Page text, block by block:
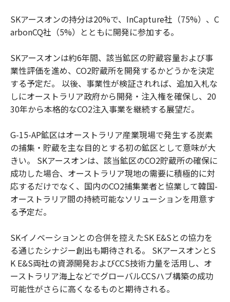
SKアースオンの持分は20%で、InCapture社（75%）、C
arbonCQ社（5%）とともに開発に参加する。
SKアースオンは約6年間、該当鉱区の貯蔵容量および事
業性評価を進め、CO2貯蔵所を開発するかどうかを決定
する予定だ。 以後、事業性が検証されれば、追加入札な
しにオーストラリア政府から開発・注入権を確保し、20
30年から本格的なCO2注入事業を継続する展望だ。
G-15-AP鉱区はオーストラリア産業現場で発生する炭素
の捕集・貯蔵を主な目的とする初の鉱区として意味が大
きい。 SKアースオンは、該当鉱区のCO2貯蔵所の確保に
成功した場合、オーストラリア現地の需要に積極的に対
応するだけでなく、国内のCO2捕集業者と協業して韓国-
オーストラリア間の持続可能なソリューションを用意す
る予定だ。
SKイノベーションとの合併を控えたSK E&Sとの協力を
る通じたシナジー創出も期待される。 SKアースオンとS
K E&S両社の資源開発およびCCS技術力量を活用し、オ
ーストラリア海上などでグローバルCCSハブ構築の成功
可能性がさらに高くなるものと期待される。